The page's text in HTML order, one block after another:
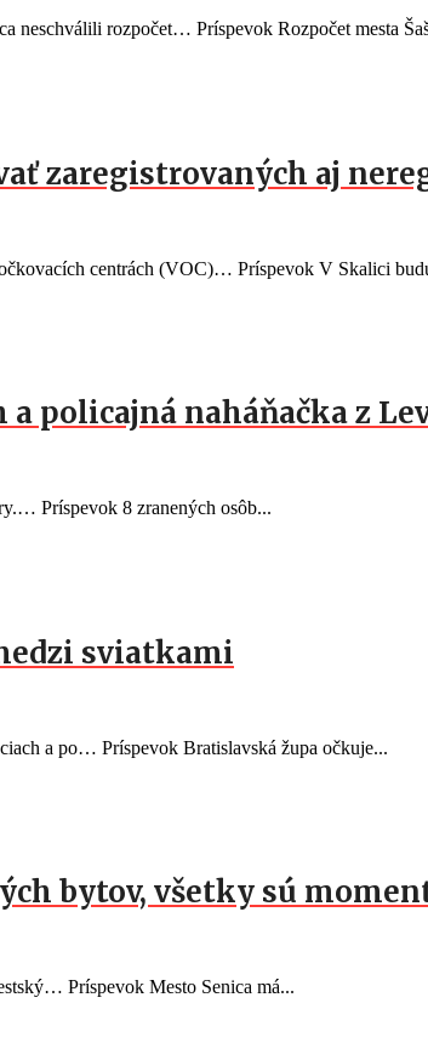
neschválili rozpočet… Príspevok Rozpočet mesta
zaregistrovaných aj
centrách (VOC)… Príspevok V Skalici
policajná naháňačka z
Príspevok 8 zranených osôb...
sviatkami
a po… Príspevok Bratislavská župa očkuje...
bytov, všetky sú
Príspevok Mesto Senica má...